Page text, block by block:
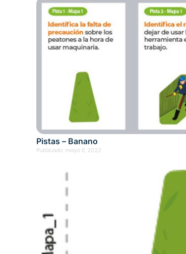
Pistas – Banano
Publicado: mayo 11, 2022